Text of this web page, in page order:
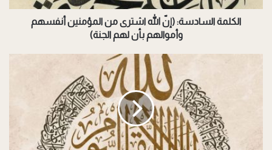
وأموالهم
الكلمة السادسة: (إنّ الله اشترى من المؤمنين أنفسهم
وأموالهم بأن لهم الجنة)